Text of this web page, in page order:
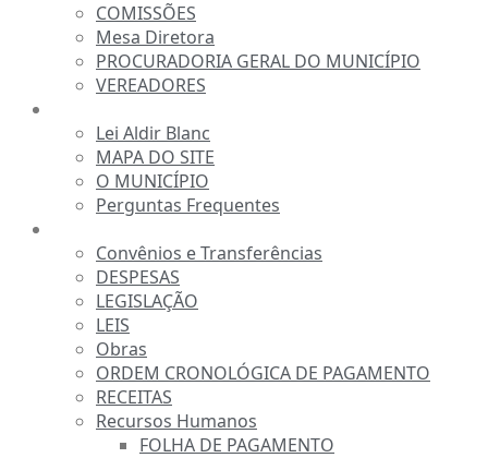
COMISSÕES
Mesa Diretora
PROCURADORIA GERAL DO MUNICÍPIO
VEREADORES
Lei Aldir Blanc
MAPA DO SITE
O MUNICÍPIO
Perguntas Frequentes
Convênios e Transferências
DESPESAS
LEGISLAÇÃO
LEIS
Obras
ORDEM CRONOLÓGICA DE PAGAMENTO
RECEITAS
Recursos Humanos
FOLHA DE PAGAMENTO